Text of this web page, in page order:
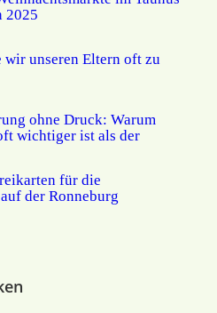
2025
wir unseren Eltern oft zu
ohne Druck: Warum
wichtiger ist als der
für die
der Ronneburg